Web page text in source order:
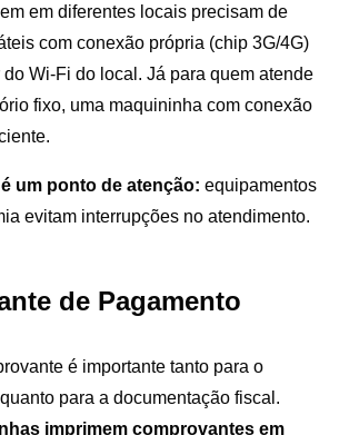
em diferentes locais precisam de
com conexão própria (chip 3G/4G)
Wi-Fi do local. Já para quem atende
fixo, uma maquininha com conexão
um ponto de atenção: equipamentos
evitam interrupções no atendimento.
de Pagamento
é importante tanto para o
para a documentação fiscal.
imprimem comprovantes em